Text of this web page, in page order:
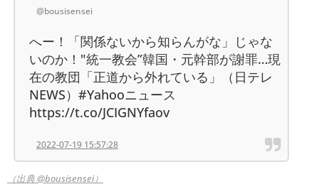
@bousisensei
へー！「関係ないから知らんがな」じゃな
いのか！"統一教会”韓国・元幹部が謝罪…現
在の教団「正道から外れている」（日テレ
NEWS）#Yahooニュース
https://t.co/JCIGNYfaov
2022-07-19 15:57:28
（出典 @bousisensei）